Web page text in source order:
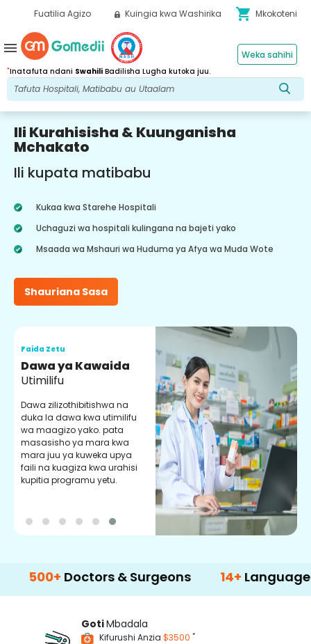
Fuatilia Agizo Kuingia kwa Washirika shopping_cart Mkokoteni
*Inatafuta ndani Swahili Badilisha Lugha kutoka juu.
Weka sahihi
menu
Ili Kurahisisha & Kuunganisha
Mchakato
Ili kupata matibabu
Kukaa kwa Starehe Hospitali
Uchaguzi wa hospitali kulingana na bajeti yako
Msaada wa Mshauri wa Huduma ya Afya wa Muda Wote
Shauriana Sasa
Faida Zetu
Dawa ya Kawaida
Utimilifu
Dawa zilizothibitishwa na
duka la dawa kwa utimilifu
wa maagizo yako. pata
masasisho ya mara kwa
mara juu ya kuweka upya
faili na kuagiza kwa urahisi
kupitia programu yetu.
Doctors & Surgeons 14+ Language
GotiMbadala
Kifurushi Anzia $3500 *